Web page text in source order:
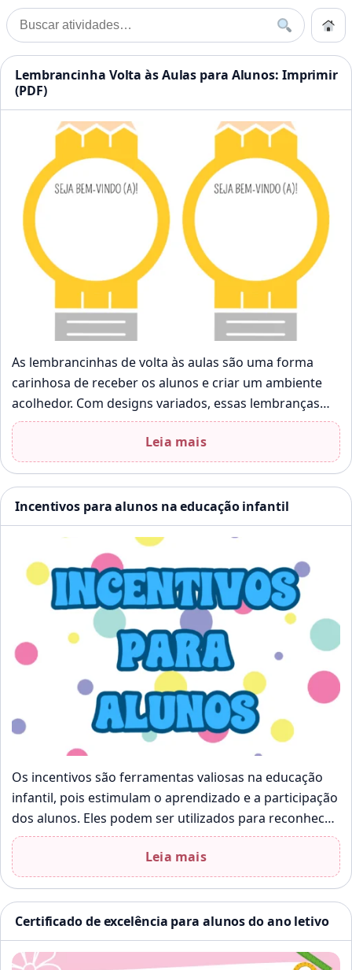
Pular para o conteúdo
Buscar por:
Buscar
Início
Início»Alunos
Atividades Educação
Lembrancinha Volta às Aulas para Alunos: Imprimir
(PDF)
As lembrancinhas de volta às aulas são uma forma
carinhosa de receber os alunos e criar um ambiente
acolhedor. Com designs variados, essas lembranças
podem ser impressas em…
Leia mais
Incentivos para alunos na educação infantil
Os incentivos são ferramentas valiosas na educação
infantil, pois estimulam o aprendizado e a participação
dos alunos. Eles podem ser utilizados para reconhecer
o esforço e o progresso…
Leia mais
Certificado de excelência para alunos do ano letivo